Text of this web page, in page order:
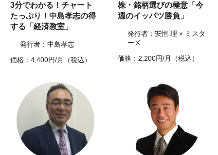
3分でわかる！チャート
たっぷり！中島孝志の得
する「経済教室」
発行者：中島孝志
価格：4,400円/月（税込）
株・銘柄選びの極意「今
週のイッパツ勝負」
発行者：安恒 理 × ミスタ
ーⅩ
価格：2,200円/月（税込）